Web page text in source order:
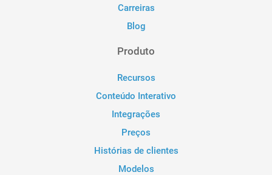
Carreiras
Blog
Produto
Recursos
Conteúdo Interativo
Integrações
Preços
Histórias de clientes
Modelos